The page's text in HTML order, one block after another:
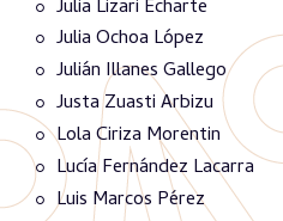
Julia Lizari Echarte
Julia Ochoa López
Julián Illanes Gallego
Justa Zuasti Arbizu
Lola Ciriza Morentin
Lucía Fernández Lacarra
Luis Marcos Pérez